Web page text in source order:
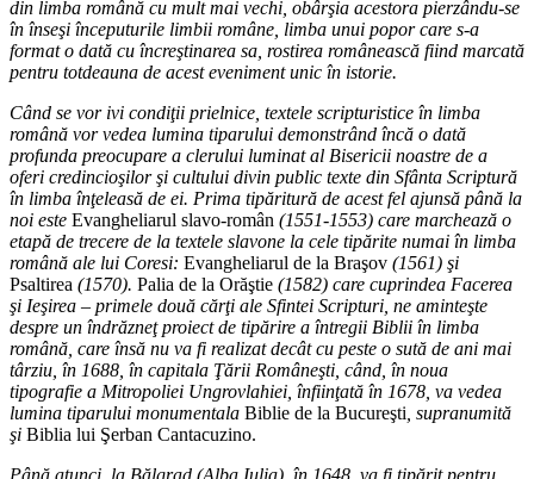
din limba română cu mult mai vechi, obârşia acestora pierzându-se
în înseşi începuturile limbii române, limba unui popor care s-a
format o dată cu încreştinarea sa, rostirea românească fiind marcată
pentru totdeauna de acest eveniment unic în istorie.
Când se vor ivi condiţii prielnice, textele scripturistice în limba
română vor vedea lumina tiparului demonstrând încă o dată
profunda preocupare a clerului luminat al Bisericii noastre de a
oferi credincioşilor şi cultului divin public texte din Sfânta Scriptură
în limba înţeleasă de ei. Prima tipăritură de acest fel ajunsă până la
noi este Evangheliarul slavo-român (1551-1553) care marchează o
etapă de trecere de la textele slavone la cele tipărite numai în limba
română ale lui Coresi: Evangheliarul de la Braşov (1561) şi
Psaltirea (1570). Palia de la Orăştie (1582) care cuprindea Facerea
şi Ieşirea – primele două cărţi ale Sfintei Scripturi, ne aminteşte
despre un îndrăzneţ proiect de tipărire a întregii Biblii în limba
română, care însă nu va fi realizat decât cu peste o sută de ani mai
târziu, în 1688, în capitala Ţării Româneşti, când, în noua
tipografie a Mitropoliei Ungrovlahiei, înfiinţată în 1678, va vedea
lumina tiparului monumentala Biblie de la Bucureşti , supranumită
şi Biblia lui Şerban Cantacuzino.
Până atunci, la Bălgrad (Alba Iulia), în 1648, va fi tipărit pentru